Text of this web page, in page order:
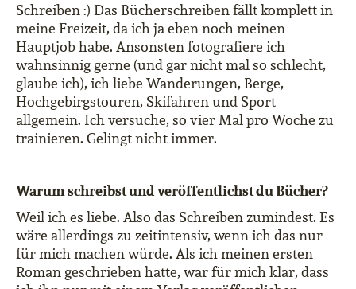
Schreiben :) Das Bücherschreiben fällt komplett in
meine Freizeit, da ich ja eben noch meinen
Hauptjob habe. Ansonsten fotografiere ich
wahnsinnig gerne (und gar nicht mal so schlecht,
glaube ich), ich liebe Wanderungen, Berge,
Hochgebirgstouren, Skifahren und Sport
allgemein. Ich versuche, so vier Mal pro Woche zu
trainieren. Gelingt nicht immer.
Warum schreibst und veröffentlichst du Bücher?
Weil ich es liebe. Also das Schreiben zumindest. Es
wäre allerdings zu zeitintensiv, wenn ich das nur
für mich machen würde. Als ich meinen ersten
Roman geschrieben hatte, war für mich klar, dass